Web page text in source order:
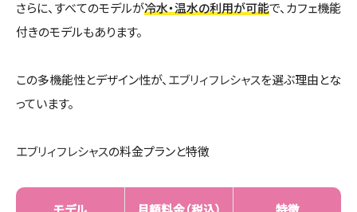
さらに、すべてのモデルが冷水・温水の利用が可能で、カフェ機能
付きのモデルもあります。
この多機能性とデザイン性が、 エブリィフレシャスを選ぶ理由とな
っています。
エブリィフレシャスの料金プランと特徴